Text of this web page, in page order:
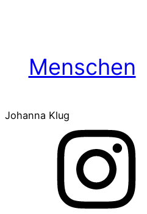
Menschen
Johanna Klug